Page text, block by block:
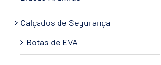
Calçados de Segurança
Botas de EVA